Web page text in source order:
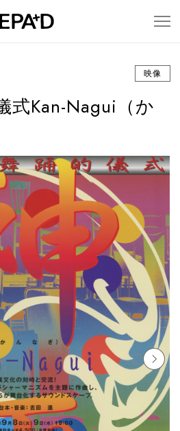
映像
式Kan-Nagui（か